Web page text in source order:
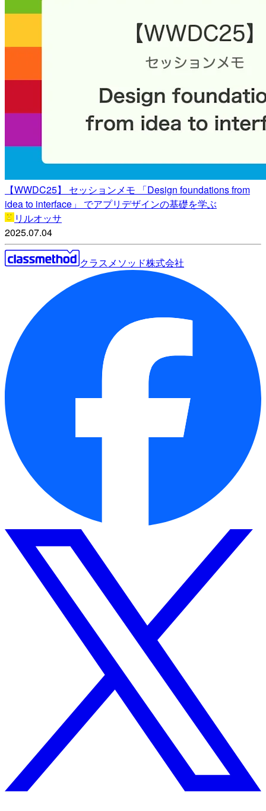
【WWDC25】 セッションメモ 「Design foundations from
idea to interface」 でアプリデザインの基礎を学ぶ
リルオッサ
2025.07.04
クラスメソッド株式会社